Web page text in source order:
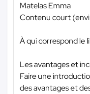
Matelas Emma
Contenu court
À qui correspond le
Les avantages et
Faire une
des avantages et